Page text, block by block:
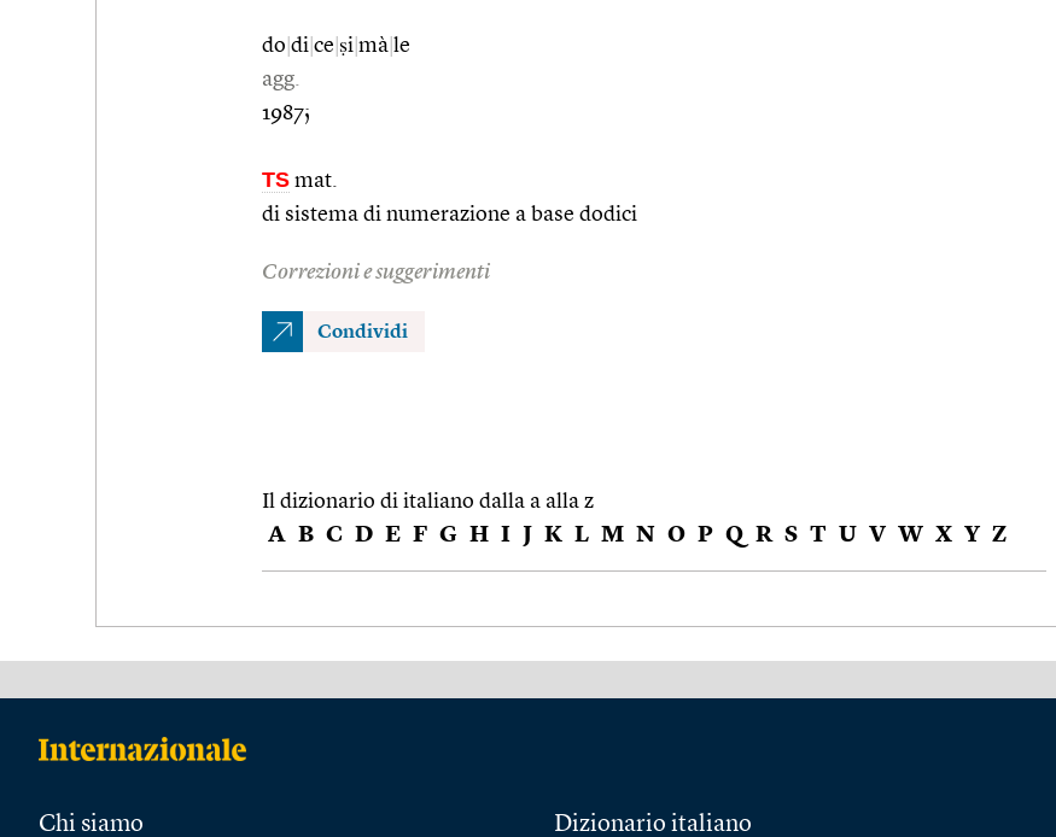
do di ce ṣi mà le
agg.
1987;
TS mat.
di sistema di numerazione a base dodici
Correzioni e suggerimenti
Condividi
Il dizionario di italiano dalla a alla z
A B C D E F G H I J K L M N O P Q R S T U V W X Y Z
Chi siamo Dizionario italiano